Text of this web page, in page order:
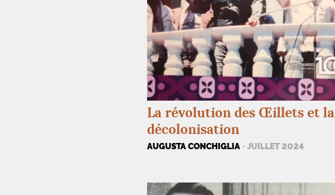
La révolution des Œillets et la
décolonisation
AUGUSTA CONCHIGLIA · JUILLET 2024